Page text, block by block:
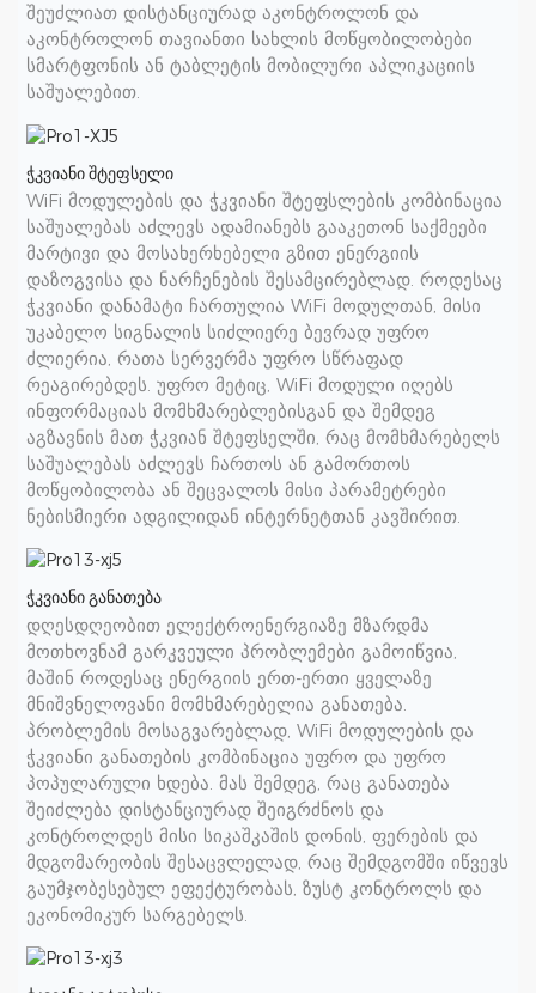
შეუძლიათ დისტანციურად აკონტროლონ და
აკონტროლონ თავიანთი სახლის მოწყობილობები
სმარტფონის ან ტაბლეტის მობილური აპლიკაციის
საშუალებით.
ჭკვიანი შტეფსელი
WiFi მოდულების და ჭკვიანი შტეფსლების კომბინაცია
საშუალებას აძლევს ადამიანებს გააკეთონ საქმეები
მარტივი და მოსახერხებელი გზით ენერგიის
დაზოგვისა და ნარჩენების შესამცირებლად. როდესაც
ჭკვიანი დანამატი ჩართულია WiFi მოდულთან, მისი
უკაბელო სიგნალის სიძლიერე ბევრად უფრო
ძლიერია, რათა სერვერმა უფრო სწრაფად
რეაგირებდეს. უფრო მეტიც, WiFi მოდული იღებს
ინფორმაციას მომხმარებლებისგან და შემდეგ
აგზავნის მათ ჭკვიან შტეფსელში, რაც მომხმარებელს
საშუალებას აძლევს ჩართოს ან გამორთოს
მოწყობილობა ან შეცვალოს მისი პარამეტრები
ნებისმიერი ადგილიდან ინტერნეტთან კავშირით.
ჭკვიანი განათება
დღესდღეობით ელექტროენერგიაზე მზარდმა
მოთხოვნამ გარკვეული პრობლემები გამოიწვია,
მაშინ როდესაც ენერგიის ერთ-ერთი ყველაზე
მნიშვნელოვანი მომხმარებელია განათება.
პრობლემის მოსაგვარებლად, WiFi მოდულების და
ჭკვიანი განათების კომბინაცია უფრო და უფრო
პოპულარული ხდება. მას შემდეგ, რაც განათება
შეიძლება დისტანციურად შეიგრძნოს და
კონტროლდეს მისი სიკაშკაშის დონის, ფერების და
მდგომარეობის შესაცვლელად, რაც შემდგომში იწვევს
გაუმჯობესებულ ეფექტურობას, ზუსტ კონტროლს და
ეკონომიკურ სარგებელს.